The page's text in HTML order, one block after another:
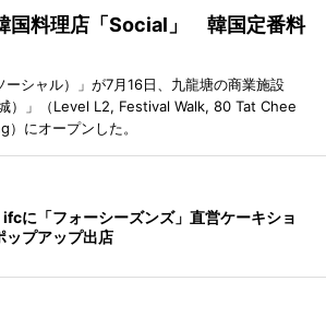
国料理店「Social」 韓国定番料
シャル）」が7月16日、九龍塘の商業施設
）」（Level L2, Festival Walk, 80 Tat Chee
にオープンした。
に「フォーシーズンズ」直営ケーキショ
ップアップ出店